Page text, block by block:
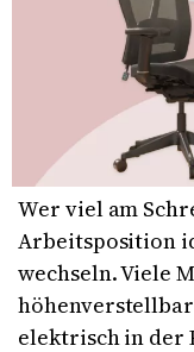
Wer viel am
Arbeitsposition
wechseln. Viele
elektrisch in der